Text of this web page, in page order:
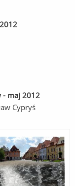
- maj 2012
Cypryś